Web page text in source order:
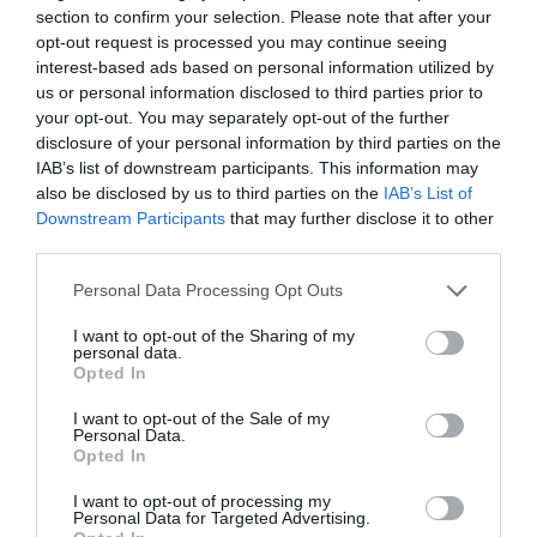
section to confirm your selection. Please note that after your
opt-out request is processed you may continue seeing
interest-based ads based on personal information utilized by
us or personal information disclosed to third parties prior to
your opt-out. You may separately opt-out of the further
disclosure of your personal information by third parties on the
IAB’s list of downstream participants. This information may
also be disclosed by us to third parties on the IAB’s List of
Downstream Participants that may further disclose it to other
Please note that this website/app uses one or more Google
not limited to your visit or usage behaviour. You may click to
grant or deny consent to Google and its third-party tags to
use your data for below specified purposes in below Google
consent section.
Personal Data Processing Opt Outs
I want to opt-out of the Sharing of my
personal data.
Opted In
I want to opt-out of the Sale of my
Personal Data.
Opted In
I want to opt-out of processing my
Personal Data for Targeted Advertising.
munkatársai előminősítik az érdeklődőket adószám alapján, így
határozzunk meg, hogy mely pályázatoknak felel meg az adott
vállalkozás.”
Mivel pontozásos rendszer alapján dől el, hogy mely cég
részesülhet a támogatásban, már előre tudható, hogy a benyújtott
pályázati anyag hány pontos lesz az adott támogatás esetében. A
siker titka a szakértő szerint a jó üzleti terv, egy jól átgondolt
projekt, valamint a legpontosabb és a legtöbb dokumentációval
költség, így a hozzánk forduló cégek semmit nem kockáztatnak
azzal, ha beadjuk a pályázatukat. Az elmúlt években a GINOP
és az egyéb vidékfejlesztési pályázatokra is”
hangsúlyozza
Szűcsné Hován Szilvia.
Ezt sokan elfelejtik